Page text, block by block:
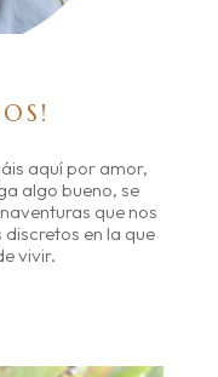
aquí por amor,
algo bueno, se
que nos
en la que
vivir.